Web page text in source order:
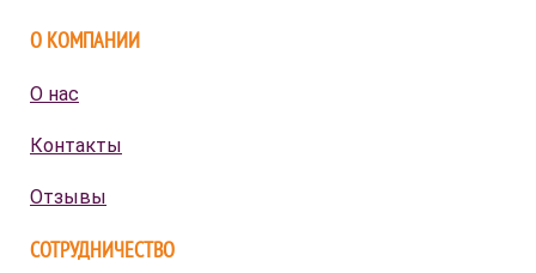
О КОМПАНИИ
О нас
Контакты
Отзывы
СОТРУДНИЧЕСТВО